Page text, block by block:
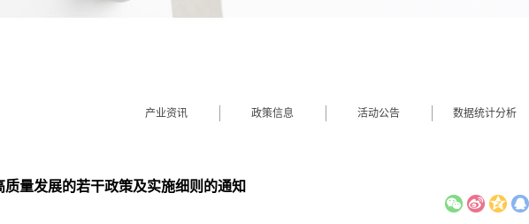
产业资讯 政策信息 活动公告 数据统计分析
量发展的若干政策及实施细则的通知